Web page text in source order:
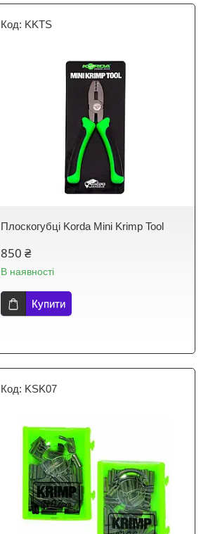
KKTS
Плоскогубці Korda Mini Krimp Tool
850 ₴
В наявності
Купити
KSK07